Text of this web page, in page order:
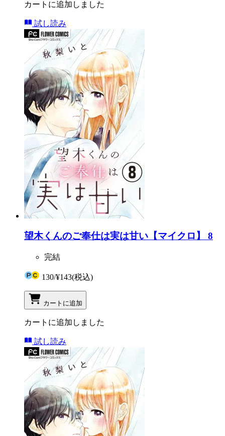
カートに追加しました
試し読み
望木くんのご奉仕は実は甘い【マイクロ】 8
完結
130/¥143(税込)
カートに追加
カートに追加しました
試し読み